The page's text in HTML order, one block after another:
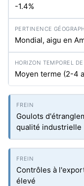
-1.4%
Mondial, aigu en
Moyen terme (2-4
Goulots
qualité industrielle
Contrôles à
élevé